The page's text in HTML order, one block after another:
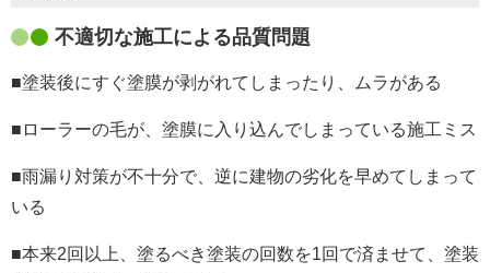
不適切な施工による品質問題
■塗装後にすぐ塗膜が剥がれてしまったり、ムラがある
■ローラーの毛が、塗膜に入り込んでしまっている施工ミス
■雨漏り対策が不十分で、逆に建物の劣化を早めてしまって
いる
■本来2回以上、塗るべき塗装の回数を1回で済ませて、塗装